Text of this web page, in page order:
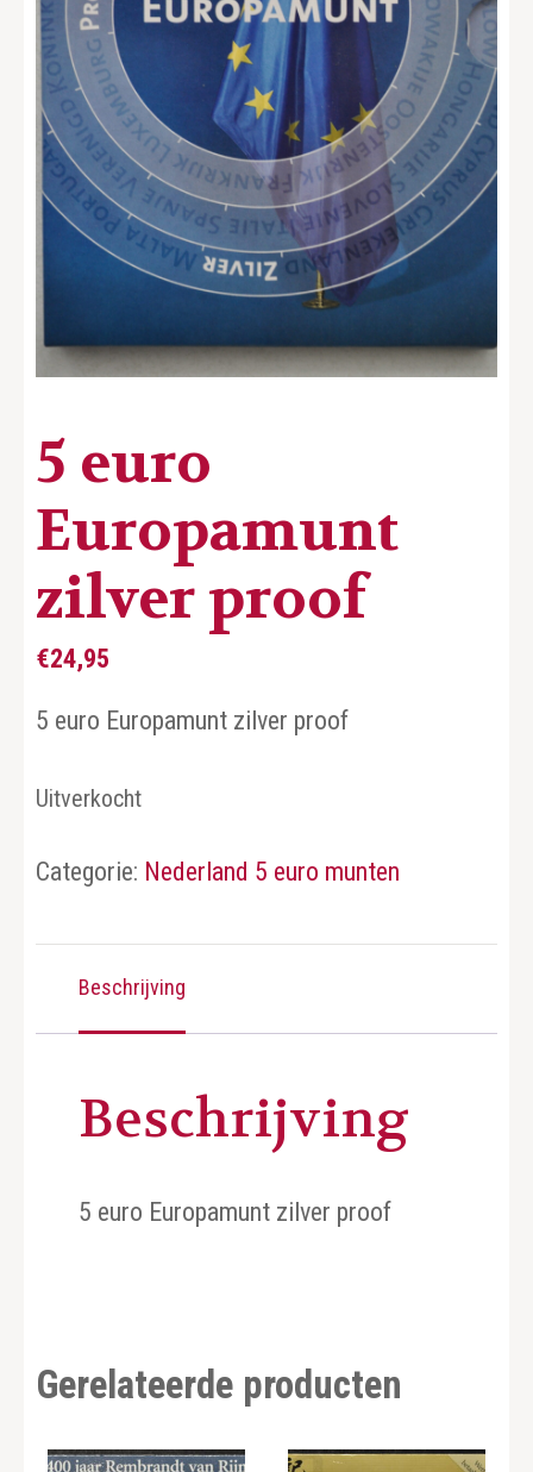
5 euro
Europamunt
zilver proof
€24,95
5 euro Europamunt zilver proof
Uitverkocht
Categorie: Nederland 5 euro munten
Beschrijving
Beschrijving
5 euro Europamunt zilver proof
Gerelateerde producten